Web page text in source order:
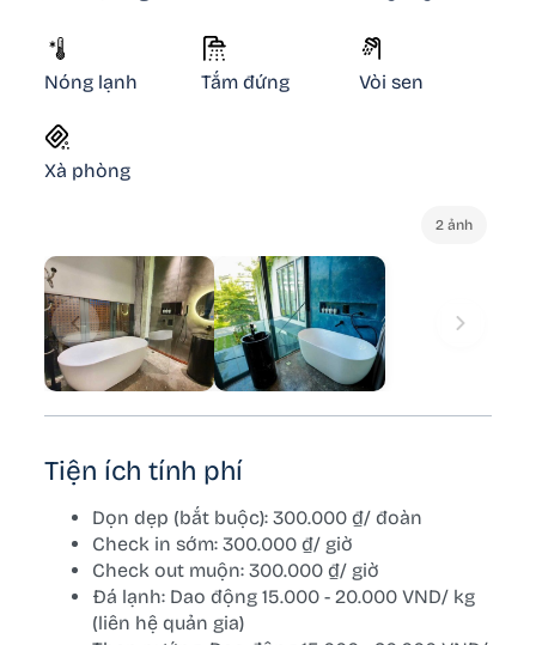
Nóng lạnh Tắm đứng Vòi sen
Xà phòng
2 ảnh
Tiện ích tính phí
Dọn dẹp (bắt buộc): 300.000 ₫/ đoàn
Check in sớm: 300.000 ₫/ giờ
Check out muộn: 300.000 ₫/ giờ
Đá lạnh: Dao động 15.000 - 20.000 VND/ kg
(liên hệ quản gia)